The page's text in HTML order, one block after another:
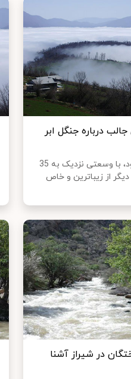
درباره جنگل ابر
جنگل ابر شاهرود، با وسعتی نزدیک به 35
از زیباترین و خاص
در شیراز آشنا